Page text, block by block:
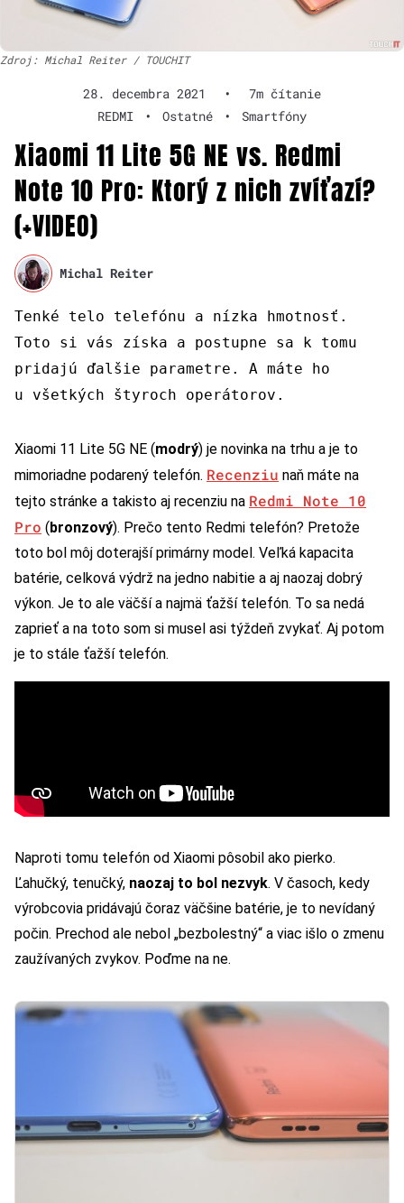
Zdroj: Michal Reiter / TOUCHIT
28. decembra 2021 •
7m čítanie
REDMI
• Ostatné • Smartfóny
Xiaomi 11 Lite 5G NE vs. Redmi
Note 10 Pro: Ktorý z nich zvíťazí?
(+VIDEO)
Michal Reiter
Tenké telo telefónu a nízka hmotnosť.
Toto si vás získa a postupne sa k tomu
pridajú ďalšie parametre. A máte ho
u všetkých štyroch operátorov.
Xiaomi 11 Lite 5G NE (modrý) je novinka na trhu a je to
mimoriadne podarený telefón. Recenziu naň máte na
tejto stránke a takisto aj recenziu na Redmi Note 10
Pro (bronzový). Prečo tento Redmi telefón? Pretože
toto bol môj doterajší primárny model. Veľká kapacita
batérie, celková výdrž na jedno nabitie a aj naozaj dobrý
výkon. Je to ale väčší a najmä ťažší telefón. To sa nedá
zaprieť a na toto som si musel asi týždeň zvykať. Aj potom
je to stále ťažší telefón.
Naproti tomu telefón od Xiaomi pôsobil ako pierko.
Ľahučký, tenučký, naozaj to bol nezvyk. V časoch, kedy
výrobcovia pridávajú čoraz väčšine batérie, je to nevídaný
počin. Prechod ale nebol „bezbolestný“ a viac išlo o zmenu
zaužívaných zvykov. Poďme na ne.